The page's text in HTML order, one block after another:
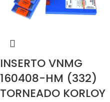
INSERTO VNMG
160408-HM (332)
TORNEADO KORLOY